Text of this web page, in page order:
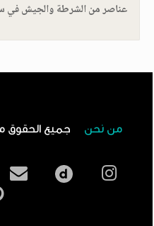
عناصر من الشرطة والجيش في
من نحن جميع الحقوق